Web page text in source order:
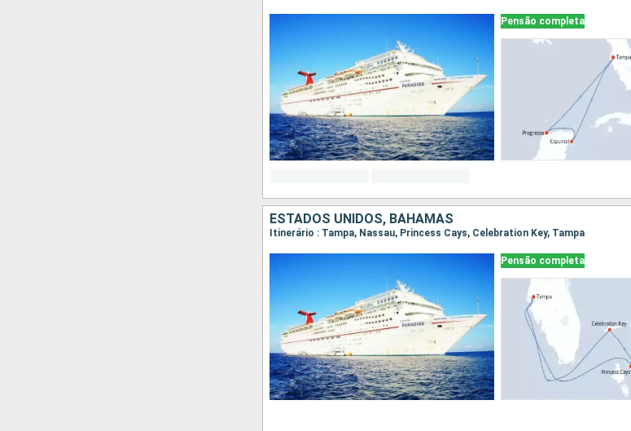
Pensão completa
ESTADOS UNIDOS, BAHAMAS
Itinerário : Tampa, Nassau, Princess Cays, Celebration Key, Tampa
Pensão completa